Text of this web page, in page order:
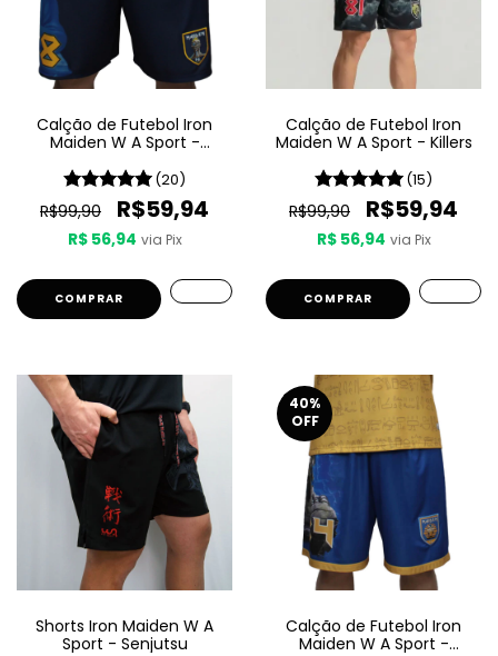
Calção de Futebol Iron
Maiden W A Sport -
Son
(20)
R$99,90 R$59,94
R$ 56,94 via Pix
COMPRAR
Calção de Futebol Iron
Maiden W A Sport - Killers
(15)
R$99,90 R$59,94
R$ 56,94 via Pix
COMPRAR
Shorts Iron Maiden W A
Sport - Senjutsu
40%
OFF
Calção de Futebol Iron
Maiden W A Sport -